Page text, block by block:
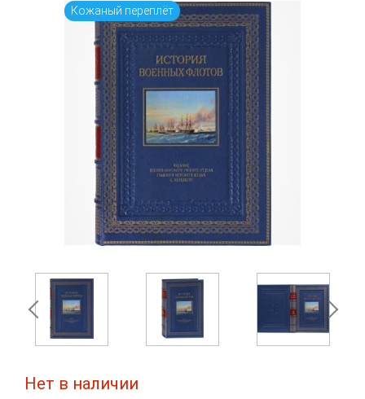
Кожаный переплёт
Нет в наличии